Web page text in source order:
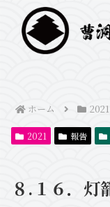
ホーム 2021
2021 報告
８.１６．灯